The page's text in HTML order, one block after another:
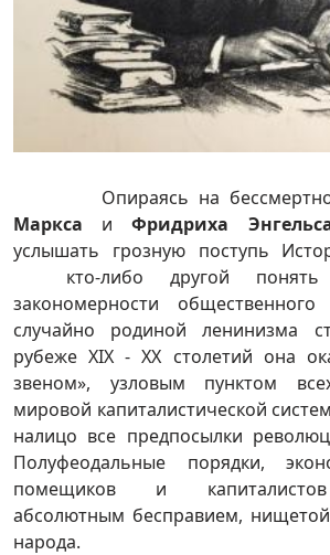
Опираясь на
Маркса иФридриха
услышать грозную поступь
кто-либо другой понять
закономерности
случайно родиной ленинизма
рубеже XIX - XX столетий она
звеном», узловым пунктом
мировой капиталистической
налицо все предпосылки
Полуфеодальные порядки,
помещиков и капиталистов
абсолютным бесправием,
народа.